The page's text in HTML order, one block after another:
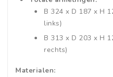
B 324 x D 187 x H
links)
B 313 x D 203 x H
rechts)
Materialen: